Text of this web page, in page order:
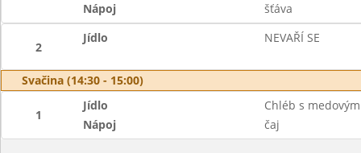
Nápoj
šťáva
2
Jídlo NEVAŘÍ SE
Svačina (14:30 - 15:00)
1
Jídlo
Chléb s
Nápoj
čaj